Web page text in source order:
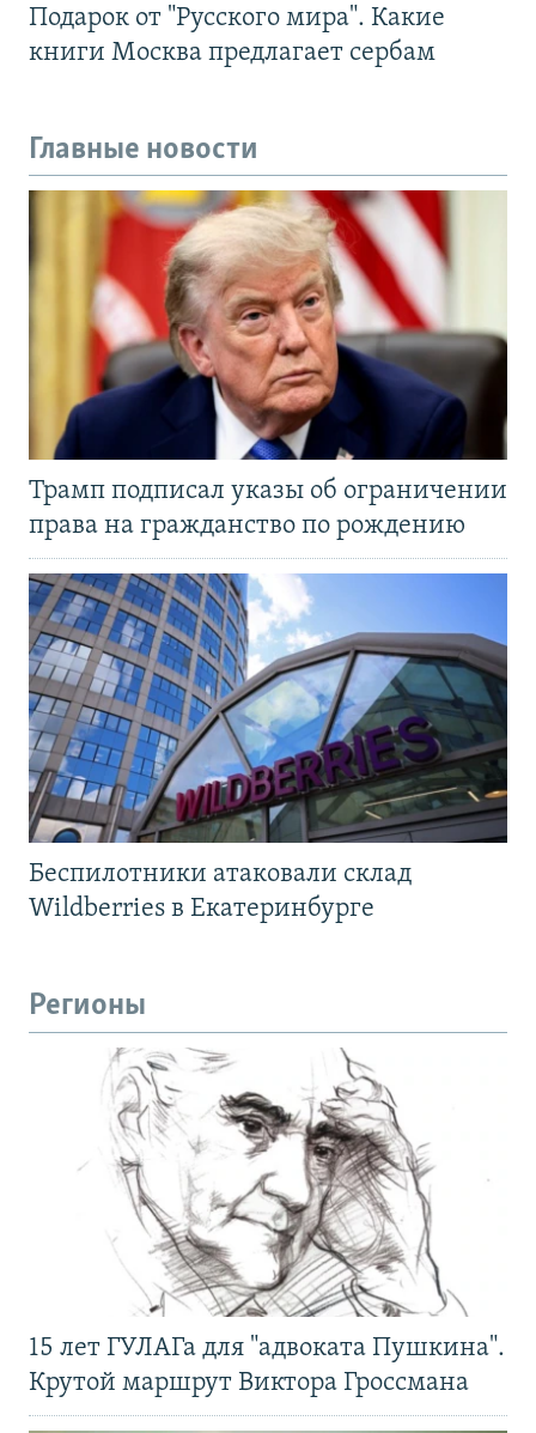
Подарок от "Русского мира". Какие
книги Москва предлагает сербам
Главные новости
Трамп подписал указы об ограничении
права на гражданство по рождению
Беспилотники атаковали склад
Wildberries в Екатеринбурге
Регионы
15 лет ГУЛАГа для "адвоката Пушкина".
Крутой маршрут Виктора Гроссмана